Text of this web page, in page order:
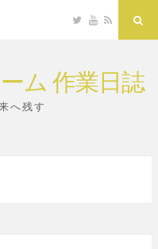
Twitter
YouTube
RSS
ム 作業日誌
へ残す